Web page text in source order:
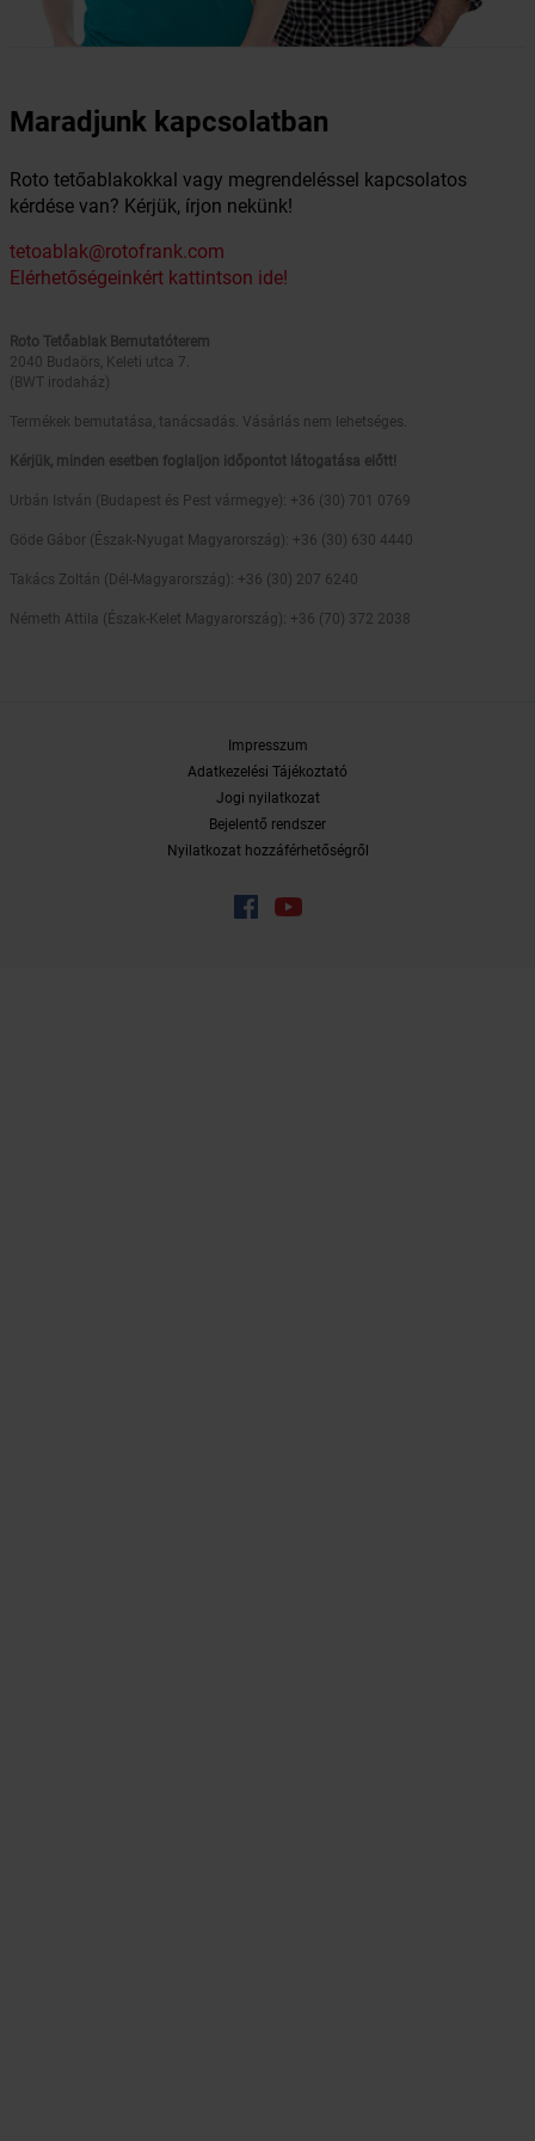
Maradjunk kapcsolatban
Roto tetőablakokkal vagy megrendeléssel kapcsolatos
kérdése van? Kérjük, írjon nekünk!
tetoablak@rotofrank.com
Elérhetőségeinkért kattintson ide!
Roto Tetőablak Bemutatóterem
2040 Budaörs, Keleti utca 7.
(BWT irodaház)
Termékek bemutatása, tanácsadás. Vásárlás nem lehetséges.
Kérjük, minden esetben foglaljon időpontot látogatása előtt!
Urbán István (Budapest és Pest vármegye): +36 (30) 701 0769
Göde Gábor (Észak-Nyugat Magyarország): +36 (30) 630 4440
Takács Zoltán (Dél-Magyarország): +36 (30) 207 6240
Németh Attila (Észak-Kelet Magyarország): +36 (70) 372 2038
Impresszum
Adatkezelési Tájékoztató
Jogi nyilatkozat
Bejelentő rendszer
Nyilatkozat hozzáférhetőségről